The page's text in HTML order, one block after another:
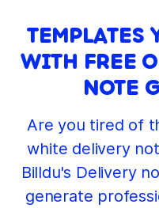
TEMPLATES
WITH FREE
NOTE
Are you tired of
white delivery
Billdu's Delivery
generate